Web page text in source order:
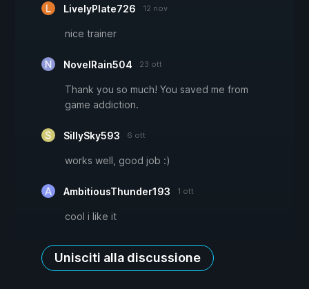
LivelyPlate726 12 nov
nice trainer
NovelRain504 23 ott
Thank you so much! You saved me from
game addiction.
SillySky593 6 ott
works well, good job :)
AmbitiousThunder193 1 ott
cool i like it
Unisciti alla discussione